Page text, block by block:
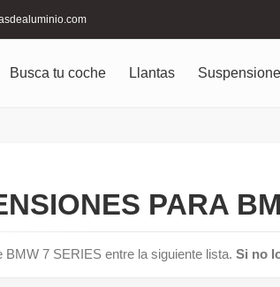
Busca tu coche Llantas
PARA
BMW 7 SERIES entre la siguiente lista. Si no